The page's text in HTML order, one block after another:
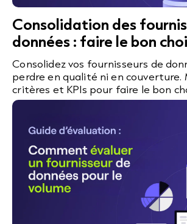
Consolidation des
données : faire le bon
Consolidez vos fournisseurs de
perdre en qualité ni en couverture.
critères et KPIs pour faire le bon